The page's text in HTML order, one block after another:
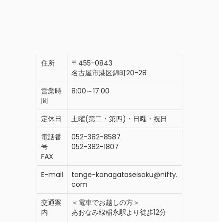
住所
〒455-0843
名古屋市港区錦町20-28
営業時
間
8:00～17:00
定休日
土曜(第二・第四)・日曜・祝日
電話番
号
FAX
052-382-8587
052-382-1807
E-mail
tange-kanagataseisaku@nifty.
com
交通案
内
＜電車でお越しの方＞
あおなみ線稲永駅より徒歩12分